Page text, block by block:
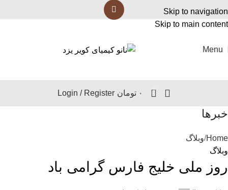
Skip to navigation
Skip to main content
Menu
0 ۰ تومان Login / Register
خبرها
Home وبلاگ
وبلاگ
روز ملی خلیج فارس گرامی باد